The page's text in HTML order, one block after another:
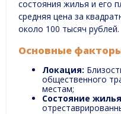
состояния жилья и его
средняя цена за
около 100 тысяч рублей.
Основные
Локация:
общественного
местам;
Состояние